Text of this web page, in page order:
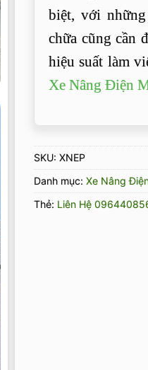
biệt, với
chữa cũng cần
hiệu suất làm
Xe Nâng Điện
SKU:XNEP
Danh mục:Xe Nâng
Thẻ: Liên Hệ